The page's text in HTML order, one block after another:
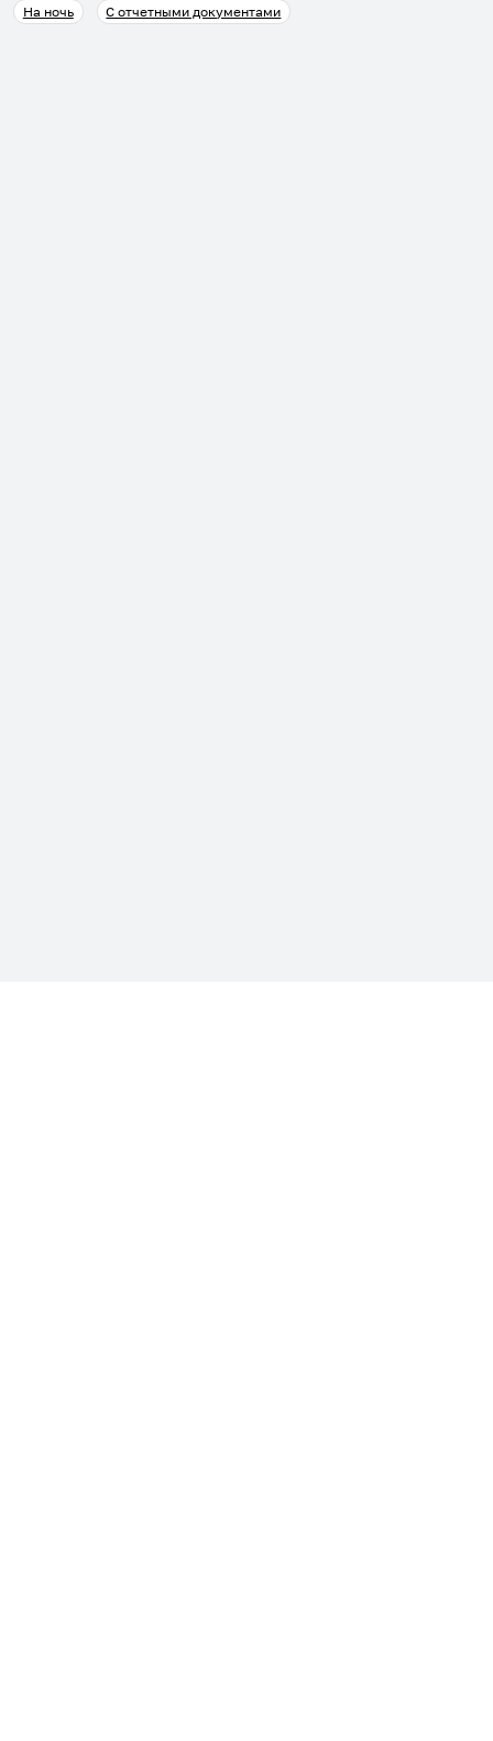
На ночь
С отчетными документами